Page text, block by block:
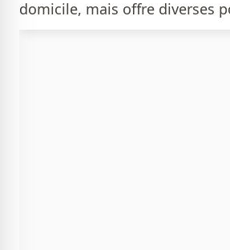
domicile, mais offre diverses